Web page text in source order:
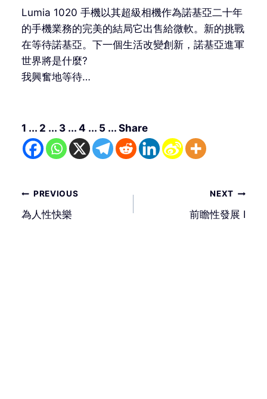
Lumia 1020 手機以其超級相機作為諾基亞二十年
的手機業務的完美的結局它出售給微軟。新的挑戰
在等待諾基亞。下一個生活改變創新，諾基亞進軍
世界將是什麼?
我興奮地等待…
1 ... 2 ... 3 ... 4 ... 5 ... Share
文
章
PREVIOUS
為人性快樂
NEXT
前瞻性發展 I